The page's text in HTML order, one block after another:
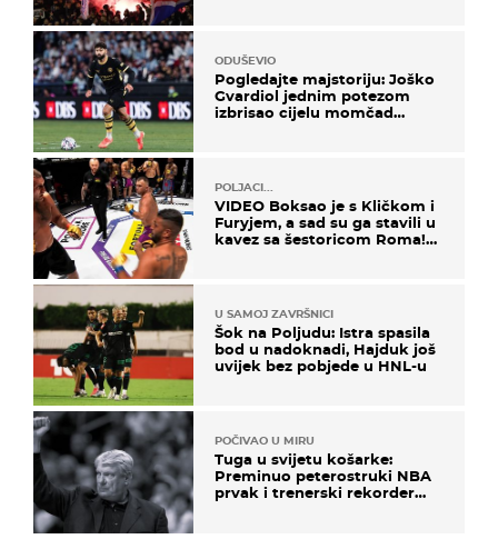
ODUŠEVIO
Pogledajte majstoriju: Joško
Gvardiol jednim potezom
izbrisao cijelu momčad
POLJACI...
VIDEO Boksao je s Kličkom i
Furyjem, a sad su ga stavili u
kavez sa šestoricom Roma!
U SAMOJ ZAVRŠNICI
Šok na Poljudu: Istra spasila
bod u nadoknadi, Hajduk još
uvijek bez pobjede u HNL-u
POČIVAO U MIRU
Tuga u svijetu košarke:
Preminuo peterostruki NBA
prvak i trenerski rekorder